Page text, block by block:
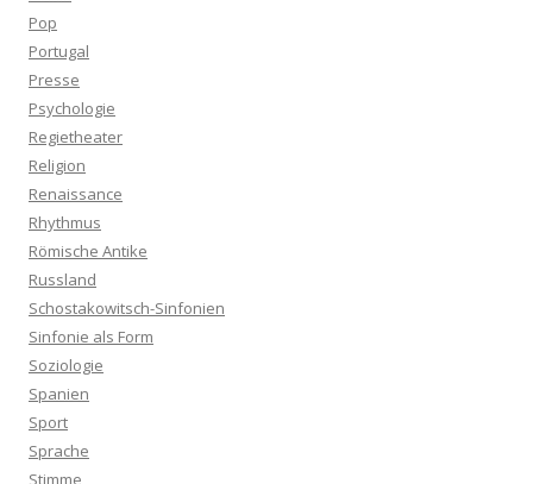
Pop
Portugal
Presse
Psychologie
Regietheater
Religion
Renaissance
Rhythmus
Römische Antike
Russland
Schostakowitsch-Sinfonien
Sinfonie als Form
Soziologie
Spanien
Sport
Sprache
Stimme